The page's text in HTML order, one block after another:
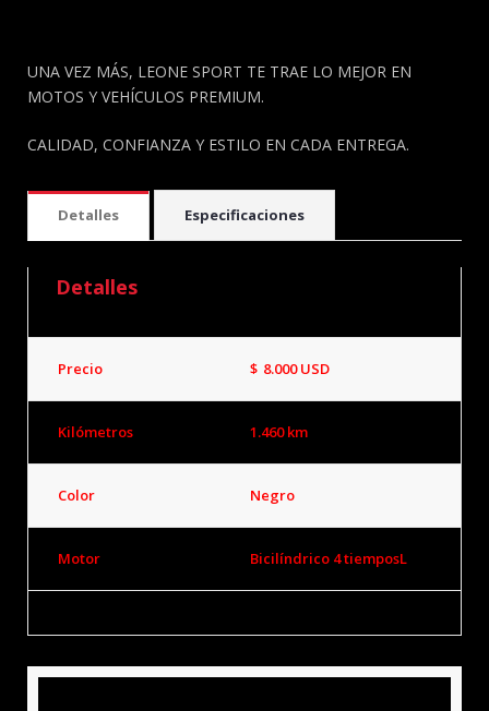
UNA VEZ MÁS, LEONE SPORT TE TRAE LO MEJOR EN
MOTOS Y VEHÍCULOS PREMIUM.
CALIDAD, CONFIANZA Y ESTILO EN CADA ENTREGA.
Detalles Especificaciones
Detalles
Precio $ 8.000USD
Kilómetros 1.460 km
Color Negro
Motor Bicilíndrico 4 tiemposL